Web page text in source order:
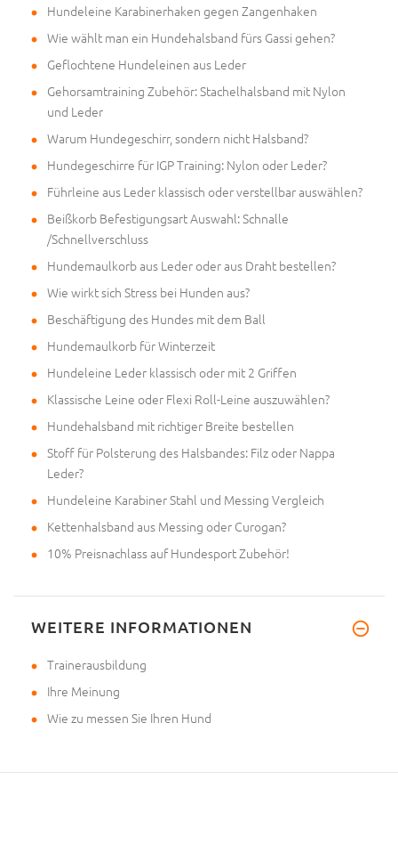
Hundeleine Karabinerhaken gegen Zangenhaken
Wie wählt man ein Hundehalsband fürs Gassi gehen?
Geflochtene Hundeleinen aus Leder
Gehorsamtraining Zubehör: Stachelhalsband mit Nylon
und Leder
Warum Hundegeschirr, sondern nicht Halsband?
Hundegeschirre für IGP Training: Nylon oder Leder?
Führleine aus Leder klassisch oder verstellbar auswählen?
Beißkorb Befestigungsart Auswahl: Schnalle
/Schnellverschluss
Hundemaulkorb aus Leder oder aus Draht bestellen?
Wie wirkt sich Stress bei Hunden aus?
Beschäftigung des Hundes mit dem Ball
Hundemaulkorb für Winterzeit
Hundeleine Leder klassisch oder mit 2 Griffen
Klassische Leine oder Flexi Roll-Leine auszuwählen?
Hundehalsband mit richtiger Breite bestellen
Stoff für Polsterung des Halsbandes: Filz oder Nappa
Leder?
Hundeleine Karabiner Stahl und Messing Vergleich
Kettenhalsband aus Messing oder Curogan?
10% Preisnachlass auf Hundesport Zubehör!
WEITERE INFORMATIONEN
Trainerausbildung
Ihre Meinung
Wie zu messen Sie Ihren Hund